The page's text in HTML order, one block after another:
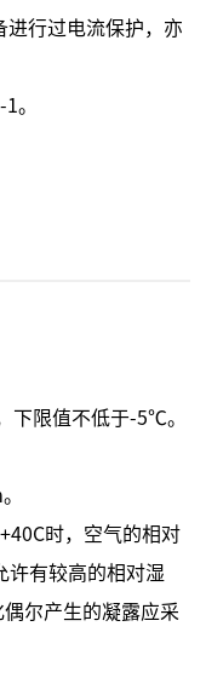
进行过电流保护，亦
。
下限值不低于-5℃。
时，空气的相对
许有较高的相对湿
尔产生的凝露应采